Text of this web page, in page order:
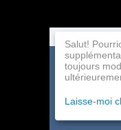
Catalogue
Salut!
toujours
Laisse-moi